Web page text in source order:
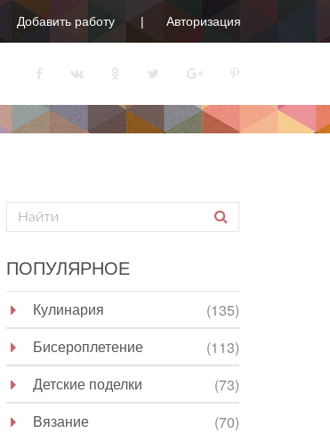
Добавить работу Авторизация
ПОПУЛЯРНОЕ
Кулинария
(135)
Бисероплетение
(113)
Детские поделки
(73)
Вязание
(70)